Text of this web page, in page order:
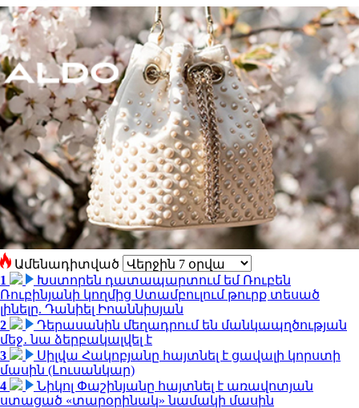
Ամենադիտված
1
Խստորեն դատապարտում եմ Ռուբեն
Ռուբինյանի կողմից Ստամբուլում թուրք տեսած
լինելը. Դանիել Իոաննիսյան
2
Դերասանին մեղադրում են մանկապղծության
մեջ․ նա ձերբակալվել է
3
Սիլվա Հակոբյանը հայտնել է ցավալի կորստի
մասին (Լուսանկար)
4
Նիկոլ Փաշինյանը հայտնել է առավոտյան
ստացած «տարօրինակ» նամակի մասին